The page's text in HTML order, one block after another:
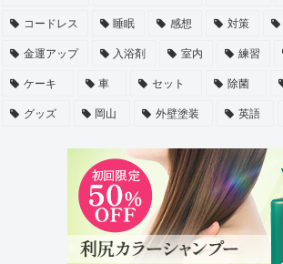
コードレス 睡眠 感想 対策
金運アップ 入浴剤 室内 練習
ケーキ 車 セット 除菌
グッズ 岡山 外壁塗装 英語